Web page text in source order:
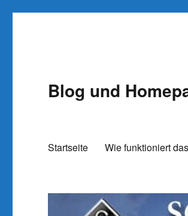
Blog und
Startseite Wie funktioniert